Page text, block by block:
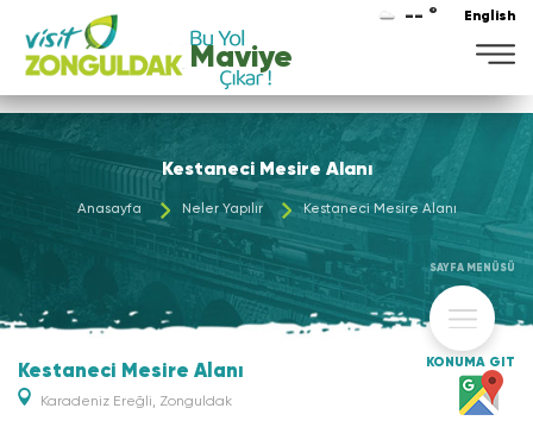
-- ° English
Maviye
Kestaneci Mesire Alanı
Anasayfa Neler Yapılır Kestaneci Mesire Alanı
SAYFA MENÜSÜ
Kestaneci Mesire Alanı
Karadeniz Ereğli, Zonguldak
KONUMA GİT